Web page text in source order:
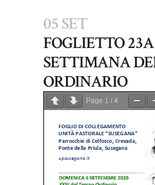
05 SET
FOGLIETTO 23A
SETTIMANA
ORDINARIO
Page 1 / 4